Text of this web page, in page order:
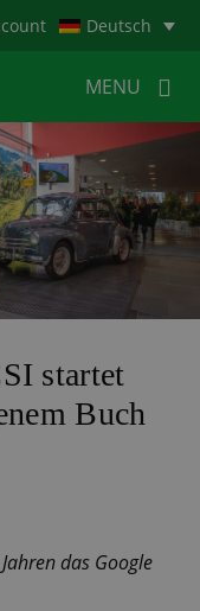
Deutsch
MENU
startet
Buch
das Google